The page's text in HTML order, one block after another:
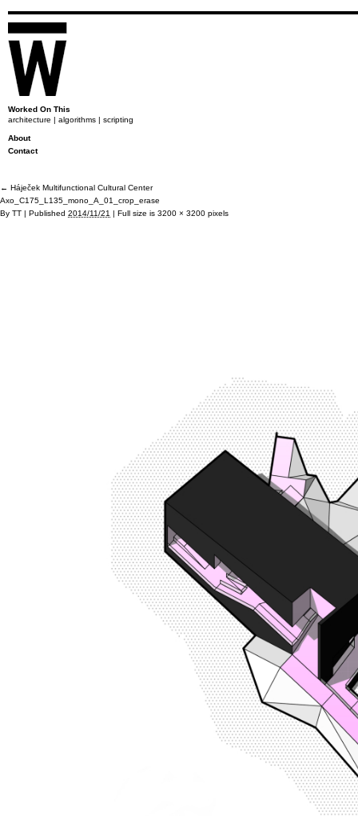
Worked On This
architecture | algorithms | scripting
About
Contact
← Háječek Multifunctional Cultural Center
Axo_C175_L135_mono_A_01_crop_erase
By TT | Published 2014/11/21 | Full size is 3200 × 3200 pixels